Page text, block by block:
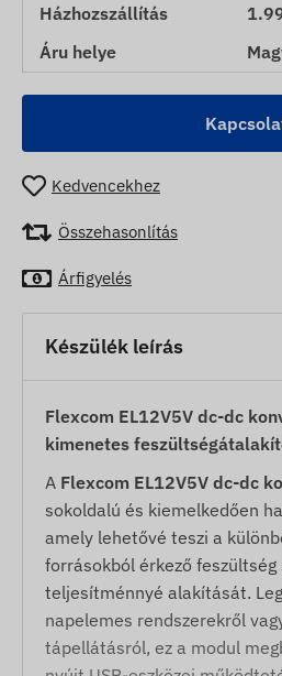
Házhozszállítás
Áru helye
Kedvencekhez
Összehasonlítás
Árfigyelés
Készülék leírás
Flexcom EL12V5V dc-dc
kimenetes
A Flexcom EL12V5V dc-dc
sokoldalú és kiemelkedően
amely lehetővé teszi a
forrásokból érkező
teljesítménnyé alakítását.
napelemes rendszerekről
tápellátásról, ez a modul